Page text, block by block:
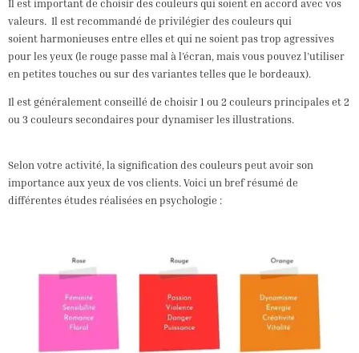
Il est important de choisir des couleurs qui soient en accord avec vos
valeurs. Il est recommandé de privilégier des couleurs qui
soient harmonieuses entre elles et qui ne soient pas trop agressives
pour les yeux (le rouge passe mal à l’écran, mais vous pouvez l’utiliser
en petites touches ou sur des variantes telles que le bordeaux).
Il est généralement conseillé de choisir 1 ou 2 couleurs principales et 2
ou 3 couleurs secondaires pour dynamiser les illustrations.
Selon votre activité, la signification des couleurs peut avoir son
importance aux yeux de vos clients. Voici un bref résumé de
différentes études réalisées en psychologie :